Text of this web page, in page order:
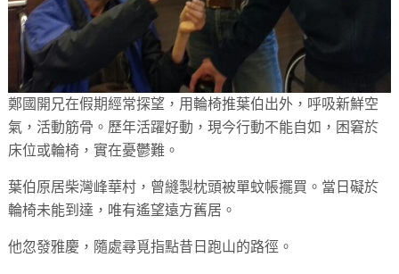
鄭國開兄在假期經常探望，用輪椅推葉伯出外，呼吸新鮮空
氣，活動筋骨。歷年活躍好動，現今行動不能自如，困窘於
床位或輪椅，實在憂鬱難。
葉伯原居柴灣峰華村，曾縫製枕頭被單蚊帳擺買。當日礙於
輪椅未能到達，唯有遙望遠方舊居。
他忽發雅慶，隨處尋覓指點昔日跑山的路徑。